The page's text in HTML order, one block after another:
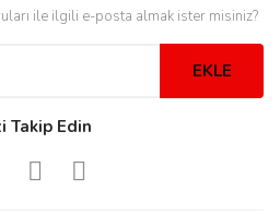
ile ilgili e-posta almak ister misiniz?
EKLE
Takip Edin